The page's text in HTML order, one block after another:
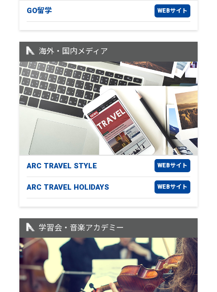
GO留学 WEBサイト
海外・国内メディア
ARC TRAVEL STYLE WEBサイト
ARC TRAVEL HOLIDAYS WEBサイト
学習会・音楽アカデミー